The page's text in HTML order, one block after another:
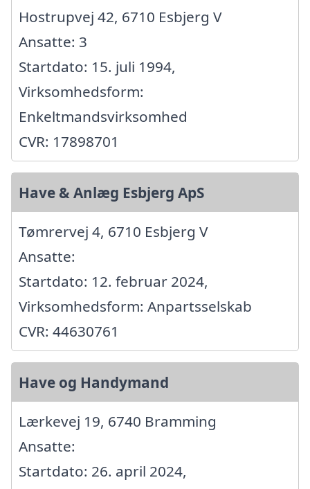
Hostrupvej 42, 6710 Esbjerg V
Ansatte: 3
Startdato: 15. juli 1994,
Virksomhedsform:
Enkeltmandsvirksomhed
CVR: 17898701
Have & Anlæg Esbjerg ApS
Tømrervej 4, 6710 Esbjerg V
Ansatte:
Startdato: 12. februar 2024,
Virksomhedsform: Anpartsselskab
CVR: 44630761
Have og Handymand
Lærkevej 19, 6740 Bramming
Ansatte:
Startdato: 26. april 2024,